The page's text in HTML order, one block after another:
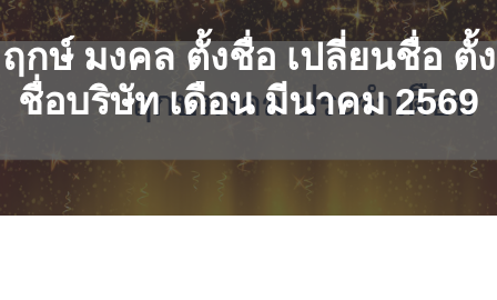
ฤกษ์ มงคล ตั้งชื่อ เปลี่ยนชื่อ ตั้ง
ชื่อบริษัท เดือน มีนาคม 2569